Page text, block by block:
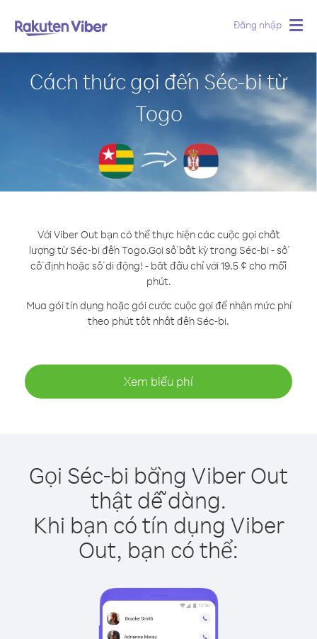
Đăng nhập
Cách thức gọi đến Séc-bi từ
Togo
Với Viber Out bạn có thể thực hiện các cuộc gọi chất
lượng từ Séc-bi đến Togo.Gọi số bất kỳ trong Séc-bi - số
cố định hoặc số di động! - bắt đầu chỉ với 19.5 ¢ cho mỗi
phút.
Mua gói tín dụng hoặc gói cước cuộc gọi để nhận mức phí
theo phút tốt nhất đến Séc-bi.
Xem biểu phí
Gọi Séc-bi bằng Viber Out
thật dễ dàng.
Khi bạn có tín dụng Viber
Out, bạn có thể: